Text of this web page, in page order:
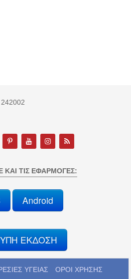
ΚΑΙ ΤΙΣ ΕΦΑΡΜΟΓΈΣ:
Android
ΕΚΔΟΣΗ
ΥΓΕΙΑΣ ΟΡΟΙ ΧΡΗΣΗΣ